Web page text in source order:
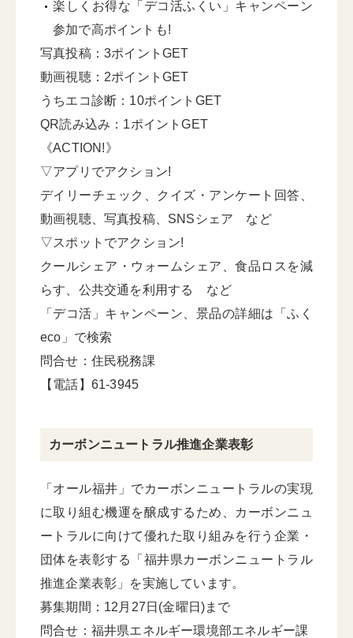
楽しくお得な「デコ活ふくい」キャンペーン
参加で高ポイントも!
写真投稿：3ポイントGET
動画視聴：2ポイントGET
うちエコ診断：10ポイントGET
QR読み込み：1ポイントGET
《ACTION!》
▽アプリでアクション!
デイリーチェック、クイズ・アンケート回答、
動画視聴、写真投稿、SNSシェア など
▽スポットでアクション!
クールシェア・ウォームシェア、食品ロスを減
らす、公共交通を利用する など
「デコ活」キャンペーン、景品の詳細は「ふく
eco」で検索
問合せ：住民税務課
【電話】61-3945
カーボンニュートラル推進企業表彰
「オール福井」でカーボンニュートラルの実現
に取り組む機運を醸成するため、カーボンニュ
ートラルに向けて優れた取り組みを行う企業・
団体を表彰する「福井県カーボンニュートラル
推進企業表彰」を実施しています。
募集期間：12月27日(金曜日)まで
問合せ：福井県エネルギー環境部エネルギー課